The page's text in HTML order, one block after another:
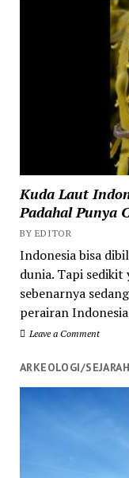
Kuda Laut
Padahal Punya
BY EDITOR
Indonesia bisa
dunia. Tapi sedikit
sebenarnya
perairan
Leave a Comment
ARKEOLOGI/SEJARAH